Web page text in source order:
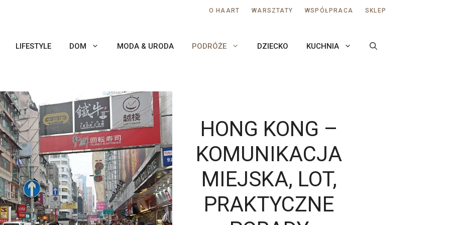
O HAART WARSZTATY WSPÓŁPRACA SKLEP
LIFESTYLE DOM MODA & URODA PODRÓŻE DZIECKO KUCHNIA
HONG KONG –
KOMUNIKACJA
MIEJSKA, LOT,
PRAKTYCZNE